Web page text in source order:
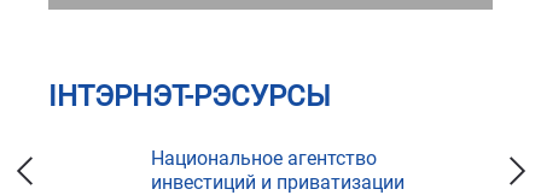
ІНТЭРНЭТ-РЭСУРСЫ
Национальное агентство
инвестиций и приватизации